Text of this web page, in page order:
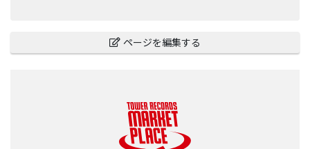
ページを編集する